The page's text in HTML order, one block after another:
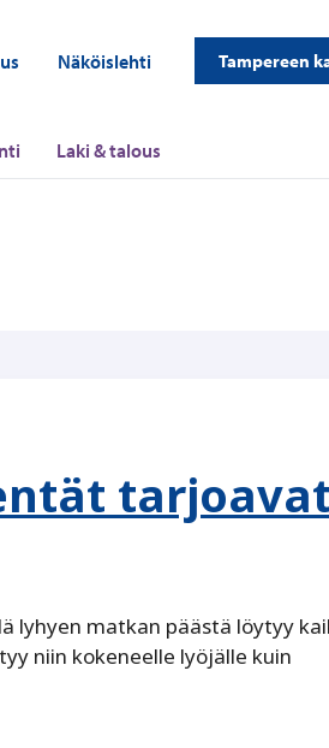
Näköislehti Tampereen
Laki & talous
tarjoavat
lyhyen matkan päästä löytyy
niin kokeneelle lyöjälle kuin